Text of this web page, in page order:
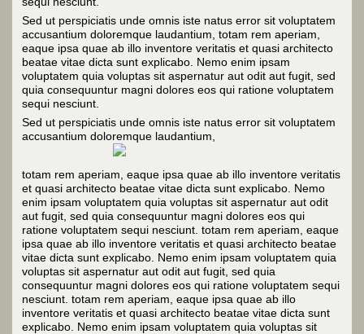
Sed ut perspiciatis unde omnis iste natus error sit voluptatem
accusantium doloremque laudantium, totam rem aperiam,
eaque ipsa quae ab illo inventore veritatis et quasi architecto
beatae vitae dicta sunt explicabo. Nemo enim ipsam
voluptatem quia voluptas sit aspernatur aut odit aut fugit, sed
quia consequuntur magni dolores eos qui ratione voluptatem
sequi nesciunt.
Sed ut perspiciatis unde omnis iste natus error sit voluptatem
accusantium doloremque laudantium,
totam rem aperiam, eaque ipsa quae ab illo inventore veritatis
et quasi architecto beatae vitae dicta sunt explicabo. Nemo
enim ipsam voluptatem quia voluptas sit aspernatur aut odit
aut fugit, sed quia consequuntur magni dolores eos qui
ratione voluptatem sequi nesciunt. totam rem aperiam, eaque
ipsa quae ab illo inventore veritatis et quasi architecto beatae
vitae dicta sunt explicabo. Nemo enim ipsam voluptatem quia
voluptas sit aspernatur aut odit aut fugit, sed quia
consequuntur magni dolores eos qui ratione voluptatem sequi
nesciunt. totam rem aperiam, eaque ipsa quae ab illo
inventore veritatis et quasi architecto beatae vitae dicta sunt
explicabo. Nemo enim ipsam voluptatem quia voluptas sit